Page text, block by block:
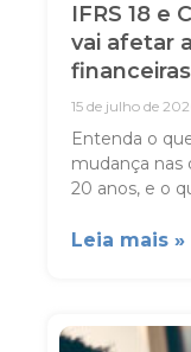
IFRS 18 e
vai afetar
15 de julho de
Entenda o
mudança nas
20 anos, e o
Leia mais »